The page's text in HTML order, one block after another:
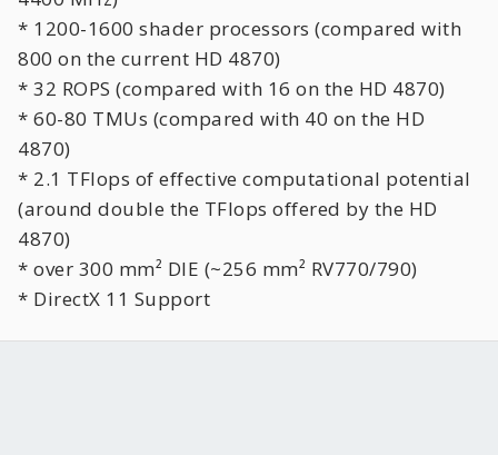
* 1200-1600 shader processors (compared with
800 on the current HD 4870)
* 32 ROPS (compared with 16 on the HD 4870)
* 60-80 TMUs (compared with 40 on the HD
4870)
* 2.1 TFlops of effective computational potential
(around double the TFlops offered by the HD
4870)
* over 300 mm² DIE (~256 mm² RV770/790)
* DirectX 11 Support